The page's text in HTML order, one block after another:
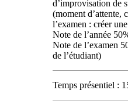
d’improvisation de
(moment
l’examen : créer
Note de l’année
Note de l’examen
de l’étudiant)
Temps présentiel :